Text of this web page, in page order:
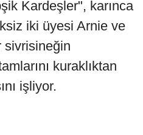
Kardeşler", karınca
iki üyesi Arnie ve
sivrisineğin
kuraklıktan
işliyor.